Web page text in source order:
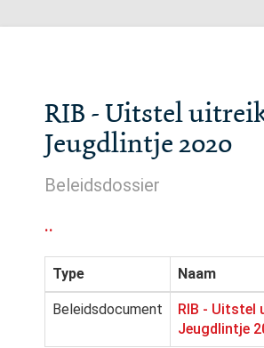
RIB - Uitstel
Jeugdlintje 2020
Beleidsdossier
..
Type Naam
Beleidsdocument
RIB - Uitstel
Jeugdlintje